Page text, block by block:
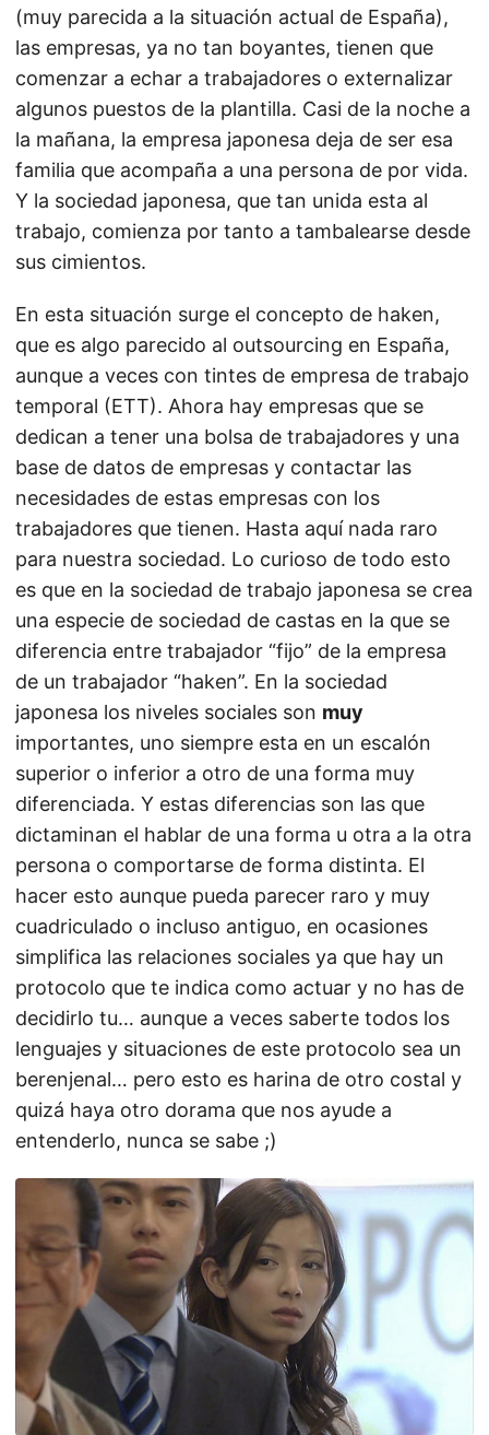
(muy parecida a la situación actual de España),
las empresas, ya no tan boyantes, tienen que
comenzar a echar a trabajadores o externalizar
algunos puestos de la plantilla. Casi de la noche a
la mañana, la empresa japonesa deja de ser esa
familia que acompaña a una persona de por vida.
Y la sociedad japonesa, que tan unida esta al
trabajo, comienza por tanto a tambalearse desde
sus cimientos.
En esta situación surge el concepto de haken,
que es algo parecido al outsourcing en España,
aunque a veces con tintes de empresa de trabajo
temporal (ETT). Ahora hay empresas que se
dedican a tener una bolsa de trabajadores y una
base de datos de empresas y contactar las
necesidades de estas empresas con los
trabajadores que tienen. Hasta aquí nada raro
para nuestra sociedad. Lo curioso de todo esto
es que en la sociedad de trabajo japonesa se crea
una especie de sociedad de castas en la que se
diferencia entre trabajador “fijo” de la empresa
de un trabajador “haken”. En la sociedad
japonesa los niveles sociales son muy
importantes, uno siempre esta en un escalón
superior o inferior a otro de una forma muy
diferenciada. Y estas diferencias son las que
dictaminan el hablar de una forma u otra a la otra
persona o comportarse de forma distinta. El
hacer esto aunque pueda parecer raro y muy
cuadriculado o incluso antiguo, en ocasiones
simplifica las relaciones sociales ya que hay un
protocolo que te indica como actuar y no has de
decidirlo tu… aunque a veces saberte todos los
lenguajes y situaciones de este protocolo sea un
berenjenal… pero esto es harina de otro costal y
quizá haya otro dorama que nos ayude a
entenderlo, nunca se sabe ;)